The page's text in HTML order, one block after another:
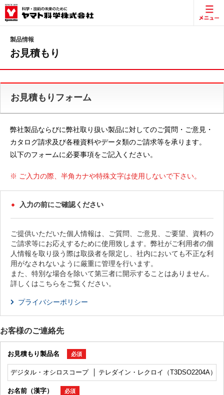
製品情報
お見積もり
お見積もりフォーム
弊社製品ならびに弊社取り扱い製品に対してのご質問・ご意見・
カタログ請求及び各種資料やデータ類のご請求等を承ります。
以下のフォームに必要事項をご記入ください。
※ ご入力の際、半角カナや特殊文字は使用しないで下さい。
入力の前にご確認ください
ご提供いただいた個人情報は、ご質問、ご意見、ご要望、資料の
ご請求等にお応えするために使用致します。弊社がご利用者の個
人情報を取り扱う際は取扱者を限定し、社内においても不正な利
用がなされないように厳重に管理を行います。
また、特別な場合を除いて第三者に開示することはありません。
詳しくはこちらをご覧ください。
プライバシーポリシー
お客様のご連絡先
お見積もり製品名 必須
お名前（漢字） 必須